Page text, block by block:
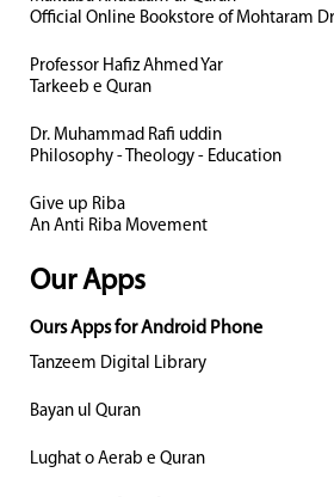
Official Online Bookstore of Mohtaram
Professor Hafiz Ahmed Yar
Tarkeeb e Quran
Dr. Muhammad Rafi uddin
Philosophy - Theology - Education
Give up Riba
An Anti Riba Movement
Our Apps
Ours Apps for Android Phone
Tanzeem Digital Library
Bayan ul Quran
Lughat o Aerab e Quran